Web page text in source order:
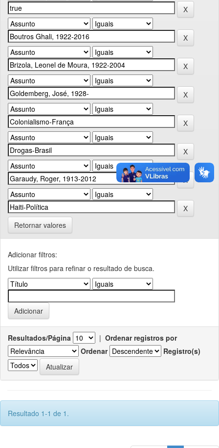
Retornar valores
Adicionar filtros:
Utilizar filtros para refinar o resultado de busca.
Resultados/Página | Ordenar registros por
Ordenar
Registro(s)
Resultado 1-1 de 1.